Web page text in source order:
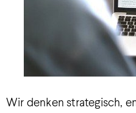
Wir denken strategisch,